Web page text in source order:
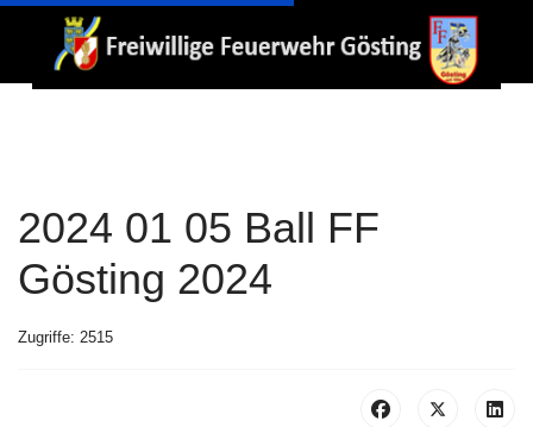
2024 01 05 Ball FF
Gösting 2024
Zugriffe: 2515